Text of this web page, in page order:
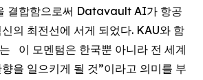
결합함으로써 Datavault AI가 항공
의 최전선에 서게 되었다. KAU와 함
이 모멘텀은 한국뿐 아니라 전 세계
을 일으키게 될 것”이라고 의미를 부